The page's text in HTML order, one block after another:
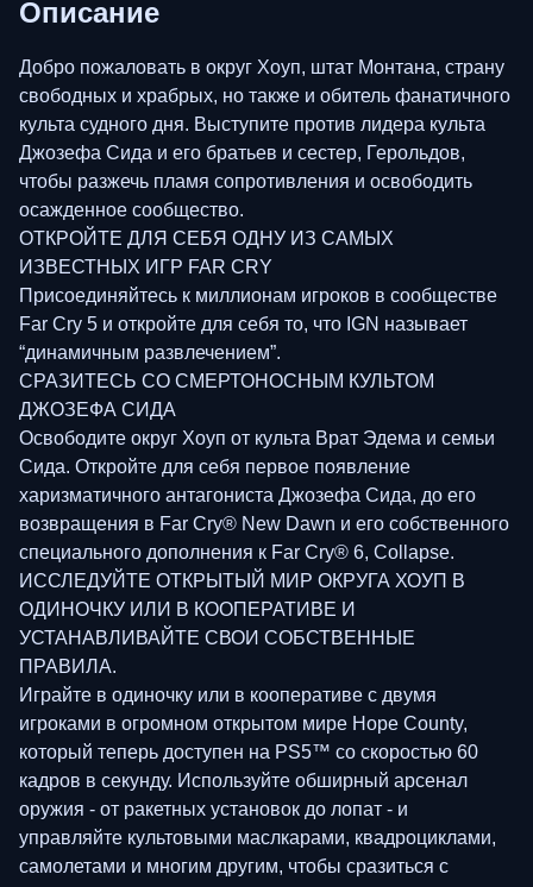
Описание
Добро пожаловать в округ Хоуп, штат Монтана, страну
свободных и храбрых, но также и обитель фанатичного
культа судного дня. Выступите против лидера культа
Джозефа Сида и его братьев и сестер, Герольдов,
чтобы разжечь пламя сопротивления и освободить
осажденное сообщество.
ОТКРОЙТЕ ДЛЯ СЕБЯ ОДНУ ИЗ САМЫХ
ИЗВЕСТНЫХ ИГР FAR CRY
Присоединяйтесь к миллионам игроков в сообществе
Far Cry 5 и откройте для себя то, что IGN называет
“динамичным развлечением”.
СРАЗИТЕСЬ СО СМЕРТОНОСНЫМ КУЛЬТОМ
ДЖОЗЕФА СИДА
Освободите округ Хоуп от культа Врат Эдема и семьи
Сида. Откройте для себя первое появление
харизматичного антагониста Джозефа Сида, до его
возвращения в Far Cry® New Dawn и его собственного
специального дополнения к Far Cry® 6, Collapse.
ИССЛЕДУЙТЕ ОТКРЫТЫЙ МИР ОКРУГА ХОУП В
ОДИНОЧКУ ИЛИ В КООПЕРАТИВЕ И
УСТАНАВЛИВАЙТЕ СВОИ СОБСТВЕННЫЕ
ПРАВИЛА.
Играйте в одиночку или в кооперативе с двумя
игроками в огромном открытом мире Hope County,
который теперь доступен на PS5™ со скоростью 60
кадров в секунду. Используйте обширный арсенал
оружия - от ракетных установок до лопат - и
управляйте культовыми маслкарами, квадроциклами,
самолетами и многим другим, чтобы сразиться с